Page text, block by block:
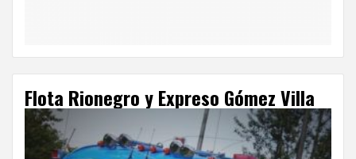
Flota Rionegro y Expreso Gómez Villa